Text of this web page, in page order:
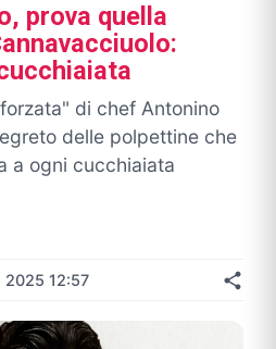
prova quella
di chef Antonino
delle polpettine che
a ogni cucchiaiata
2025 12:57